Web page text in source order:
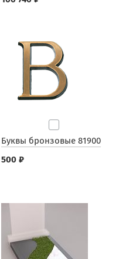
Буквы бронзовые 81900
500 ₽